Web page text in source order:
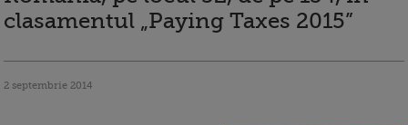
clasamentul „Paying Taxes 2015”
2 septembrie 2014